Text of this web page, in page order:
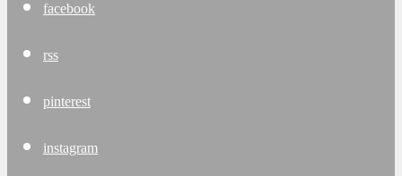
facebook
rss
pinterest
instagram